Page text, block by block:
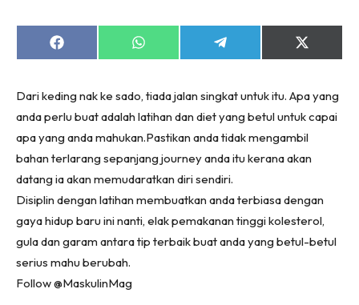
Share
on
Share
on
Share
on
Share
on
Dari keding nak ke sado, tiada jalan singkat untuk itu. Apa yang
anda perlu buat adalah latihan dan diet yang betul untuk capai
apa yang anda mahukan.Pastikan anda tidak mengambil
bahan terlarang sepanjang journey anda itu kerana akan
datang ia akan memudaratkan diri sendiri.
Disiplin dengan latihan membuatkan anda terbiasa dengan
gaya hidup baru ini nanti, elak pemakanan tinggi kolesterol,
gula dan garam antara tip terbaik buat anda yang betul-betul
serius mahu berubah.
Follow @MaskulinMag